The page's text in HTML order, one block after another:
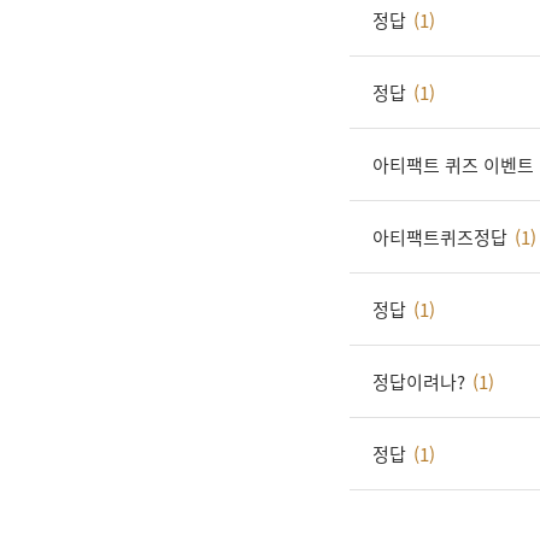
정답 (1)
정답 (1)
아티팩트 퀴즈 이벤트
아티팩트퀴즈정답 (1)
정답 (1)
정답이려나? (1)
정답 (1)